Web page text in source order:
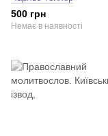
500 грн
Немає в наявності